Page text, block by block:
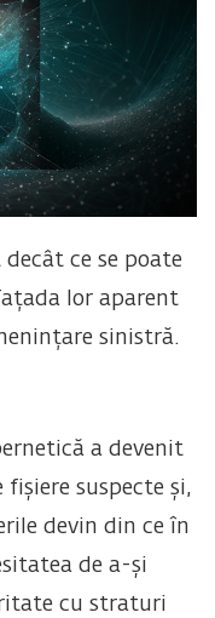
ce se poate
lor aparent
sinistră.
a devenit
suspecte și,
devin din ce în
de a-și
cu straturi